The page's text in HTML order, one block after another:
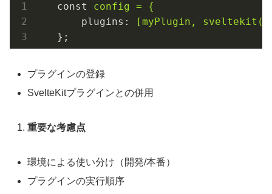
const
config = {
plugins :
[myPlugin,
};
プラグインの登録
SvelteKitプラグインとの併用
重要な考慮点
環境による使い分け（開発/本番）
プラグインの実行順序